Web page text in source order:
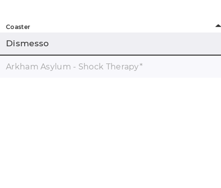
Coaster
Dismesso
Arkham Asylum - Shock Therapy*